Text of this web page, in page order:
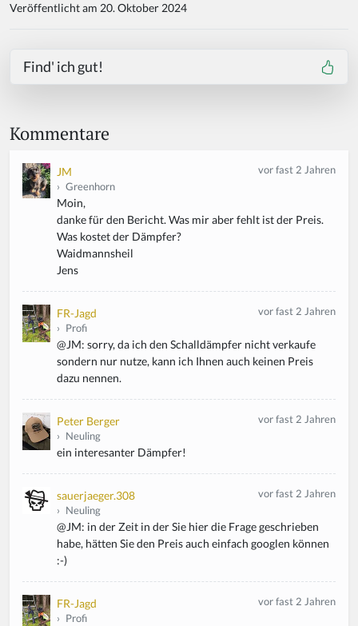
Veröffentlicht am 20. Oktober 2024
Find' ich gut!
Kommentare
JM
› Greenhorn
vor fast 2 Jahren
Moin,
danke für den Bericht. Was mir aber fehlt ist der Preis.
Was kostet der Dämpfer?
Waidmannsheil
Jens
FR-Jagd
› Profi
vor fast 2 Jahren
@JM: sorry, da ich den Schalldämpfer nicht verkaufe
sondern nur nutze, kann ich Ihnen auch keinen Preis
dazu nennen.
Peter Berger
› Neuling
vor fast 2 Jahren
ein interesanter Dämpfer!
sauerjaeger.308
› Neuling
vor fast 2 Jahren
@JM: in der Zeit in der Sie hier die Frage geschrieben
habe, hätten Sie den Preis auch einfach googlen können
:-)
FR-Jagd
› Profi
vor fast 2 Jahren